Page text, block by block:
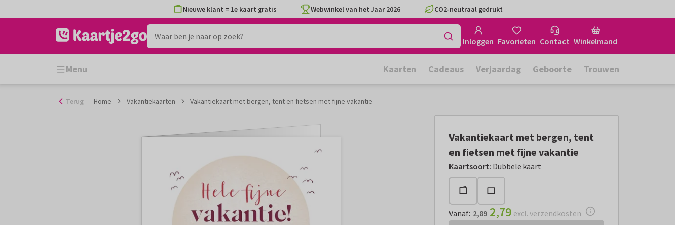
naar
Nieuwe klant = 1e kaart gratis Webwinkel van het Jaar 2026 CO2-neutraal gedrukt
Inloggen Favorieten Contact Winkelmand
Menu Kaarten Cadeaus Verjaardag Geboorte Trouwen
Terug Home Vakantiekaarten Vakantiekaart met bergen, tent en fietsen met fijne vakantie
Vakantiekaart met bergen, tent
en fietsen met fijne vakantie
Kaartsoort: Dubbele kaart
Vanaf:€ 2,79 excl. verzendkosten
Vanaf: 2,89 2,79 excl. verzendkosten